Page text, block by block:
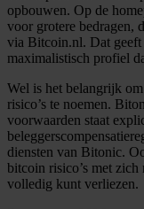
We gebruiken
personaliseren,
en om ons
partners voor
partners kunnen
informatie die u
verzameld op
opbouwen. Op de
voor grotere bedragen,
via Bitcoin.nl. Dat
maximalistisch profiel
Wel is het belangrijk
risico’s te noemen.
voorwaarden staat
diensten van Bitonic.
bitcoin risico’s met
volledig kunt verliezen.